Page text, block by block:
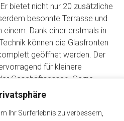
Ihr Surferlebnis zu verbessern,
bietet nicht nur 20 zusätzliche
besonnte Terrasse und
Dank einer erstmals in
können die Glasfronten
geöffnet werden. Der
für kleinere
Geschäftsessen. Gerne
entgegen und verwöhnen Sie